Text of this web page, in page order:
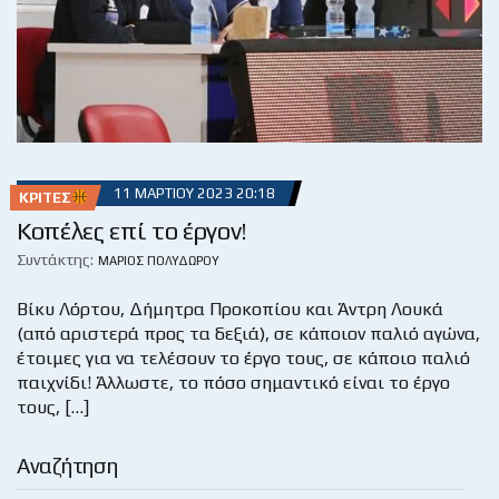
Αναζήτηση
ΚΡΙΤΈΣ 11 ΜΑΡΤΊΟΥ 2023 20:18
Κοπέλες επί το έργον!
Συντάκτης: ΜΆΡΙΟΣ ΠΟΛΥΔΏΡΟΥ
Βίκυ Λόρτου, Δήμητρα Προκοπίου και Άντρη Λουκά
(από αριστερά προς τα δεξιά), σε κάποιον παλιό αγώνα,
έτοιμες για να τελέσουν το έργο τους, σε κάποιο παλιό
παιχνίδι! Άλλωστε, το πόσο σημαντικό είναι το έργο
τους, […]